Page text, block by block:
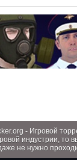
- Игровой
индустрии, то
не нужно